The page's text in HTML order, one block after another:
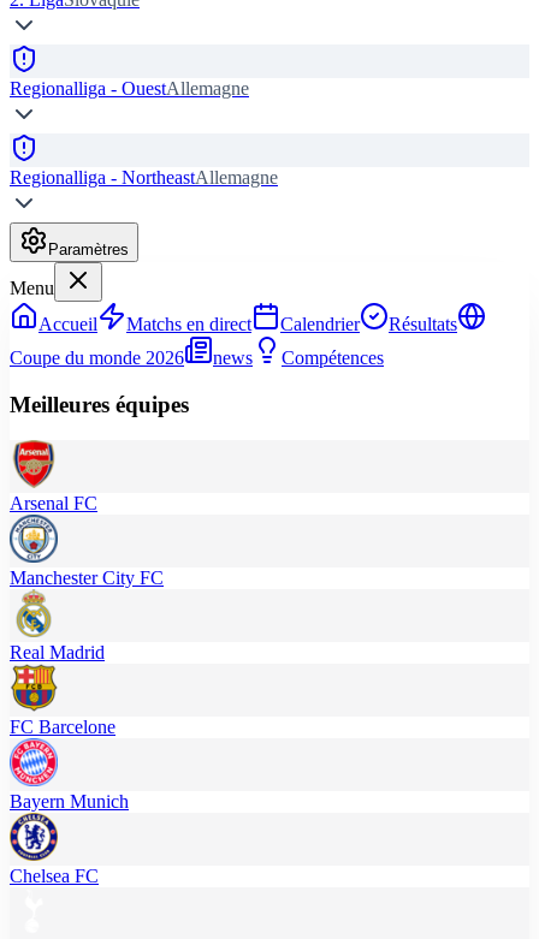
Regionalliga - OuestAllemagne
Regionalliga - NortheastAllemagne
Paramètres
Menu
Accueil
Matchs en direct Calendrier
Résultats
Coupe du monde 2026
news Compétences
Meilleures équipes
Arsenal FC
Manchester City FC
Real Madrid
FC Barcelone
Bayern Munich
Chelsea FC